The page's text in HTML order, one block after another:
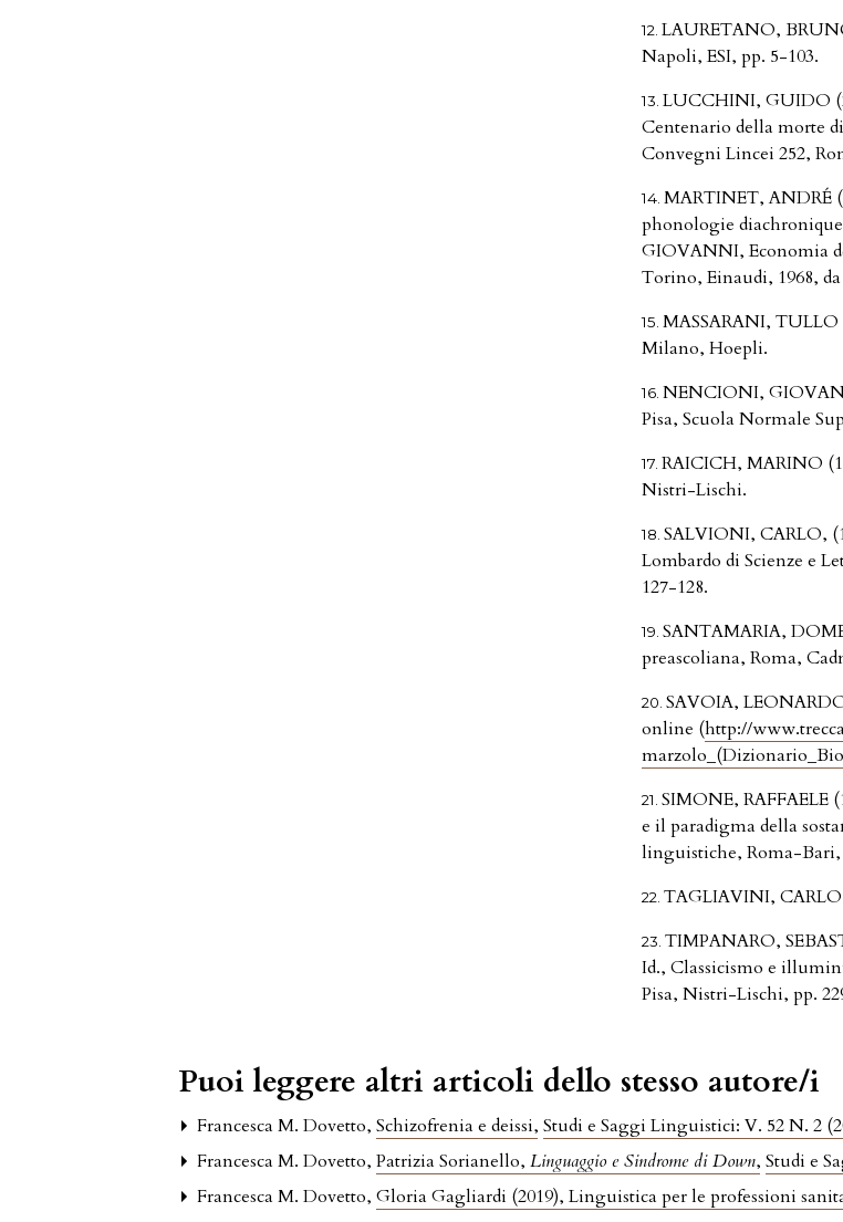
LAURETANO,
Napoli, ESI, pp. 5-103.
LUCCHINI, GUIDO
Centenario della morte
Convegni Lincei 252,
MARTINET, ANDRÉ
phonologie
GIOVANNI, Economia
Torino, Einaudi, 1968,
MASSARANI, TULLO
Milano, Hoepli.
NENCIONI,
Pisa, Scuola Normale
RAICICH, MARINO
Nistri-Lischi.
SALVIONI, CARLO,
Lombardo di Scienze e
127-128.
SANTAMARIA,
preascoliana, Roma,
SAVOIA,
online (http://
SIMONE, RAFFAELE
e il paradigma della
linguistiche, Roma-Bari,
TAGLIAVINI,
TIMPANARO,
Id., Classicismo e
Pisa, Nistri-Lischi, pp.
Puoi leggere altri articoli dello stesso autore/i
Francesca M. Dovetto,Schizofrenia e deissi,Studi e Saggi Linguistici: V. 52 N. 2
Francesca M. Dovetto,Patrizia Sorianello,Linguaggio e Sindrome di Down,Studi e
Francesca M. Dovetto,Gloria Gagliardi (2019), Linguistica per le professioni